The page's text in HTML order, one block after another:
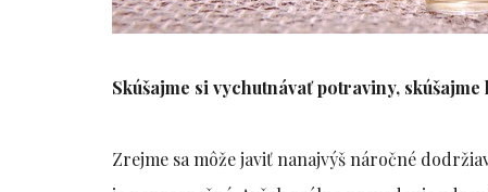
Skúšajme si vychutnávať potraviny,
Zrejme sa môže javiť nanajvýš náročné